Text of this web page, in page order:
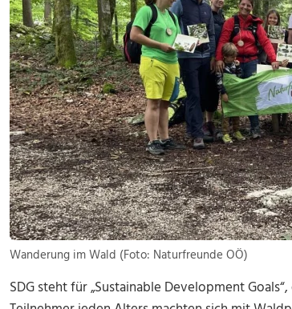
Wanderung im Wald (Foto: Naturfreunde OÖ)
SDG steht für „Sustainable Development